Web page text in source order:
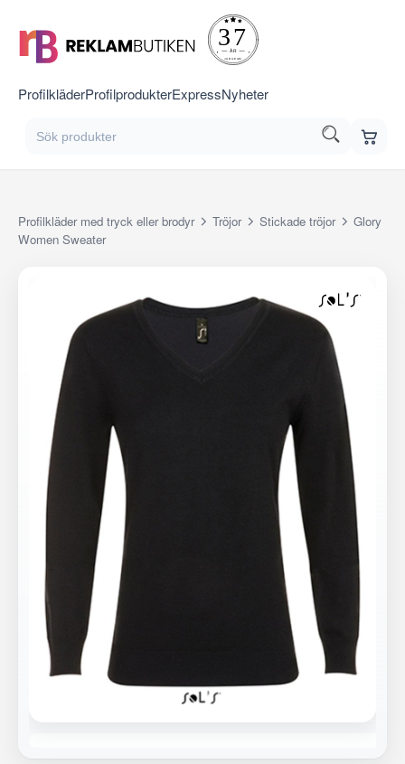
ProfilkläderProfilprodukterExpressNyheter
Profilkläder med tryck eller brodyr Tröjor Stickade tröjor
Glory
Women Sweater